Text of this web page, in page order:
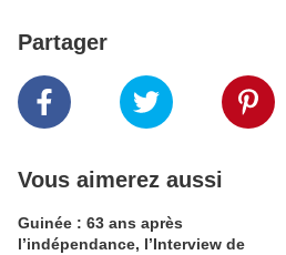
Partager
Vous aimerez aussi
Guinée : 63 ans après
l’indépendance, l’Interview de